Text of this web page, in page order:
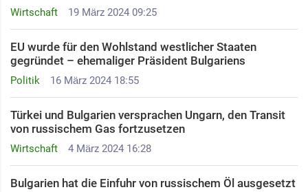
Wirtschaft 19 März 2024 09:25
Politik 16 März 2024 18:55
EU wurde für den Wohlstand westlicher Staaten
gegründet – ehemaliger Präsident Bulgariens
Wirtschaft 4 März 2024 16:28
Türkei und Bulgarien versprachen Ungarn, den Transit
von russischem Gas fortzusetzen
Bulgarien hat die Einfuhr von russischem Öl ausgesetzt